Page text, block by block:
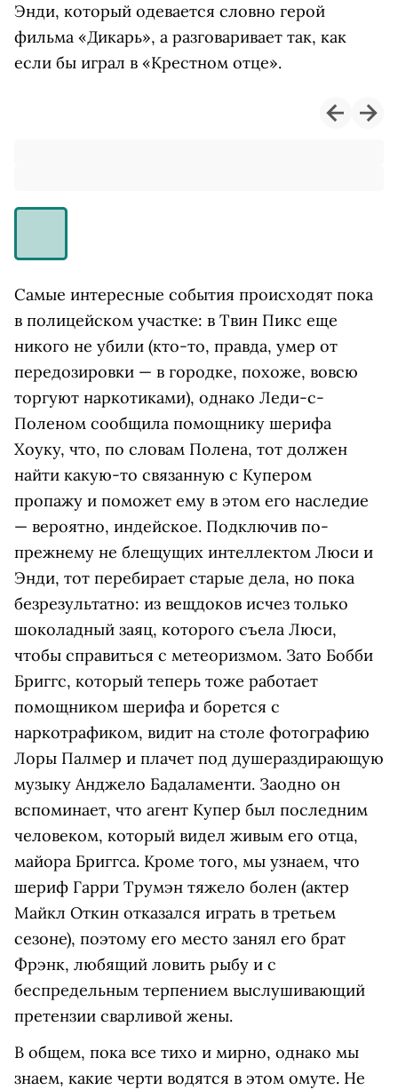
Энди, который одевается словно герой
фильма «Дикарь», а разговаривает так, как
если бы играл в «Крестном отце».
Самые интересные события происходят пока
в полицейском участке: в Твин Пикс еще
никого не убили (кто-то, правда, умер от
передозировки — в городке, похоже, вовсю
торгуют наркотиками), однако Леди-с-
Поленом сообщила помощнику шерифа
Хоуку, что, по словам Полена, тот должен
найти какую-то связанную с Купером
пропажу и поможет ему в этом его наследие
— вероятно, индейское. Подключив по-
прежнему не блещущих интеллектом Люси и
Энди, тот перебирает старые дела, но пока
безрезультатно: из вещдоков исчез только
шоколадный заяц, которого съела Люси,
чтобы справиться с метеоризмом. Зато Бобби
Бриггс, который теперь тоже работает
помощником шерифа и борется с
наркотрафиком, видит на столе фотографию
Лоры Палмер и плачет под душераздирающую
музыку Анджело Бадаламенти. Заодно он
вспоминает, что агент Купер был последним
человеком, который видел живым его отца,
майора Бриггса. Кроме того, мы узнаем, что
шериф Гарри Трумэн тяжело болен (актер
Майкл Откин отказался играть в третьем
сезоне), поэтому его место занял его брат
Фрэнк, любящий ловить рыбу и с
беспредельным терпением выслушивающий
претензии сварливой жены.
В общем, пока все тихо и мирно, однако мы
знаем, какие черти водятся в этом омуте. Не